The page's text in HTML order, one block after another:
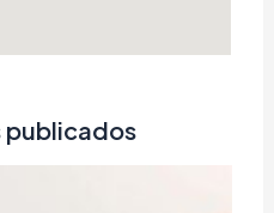
publicados